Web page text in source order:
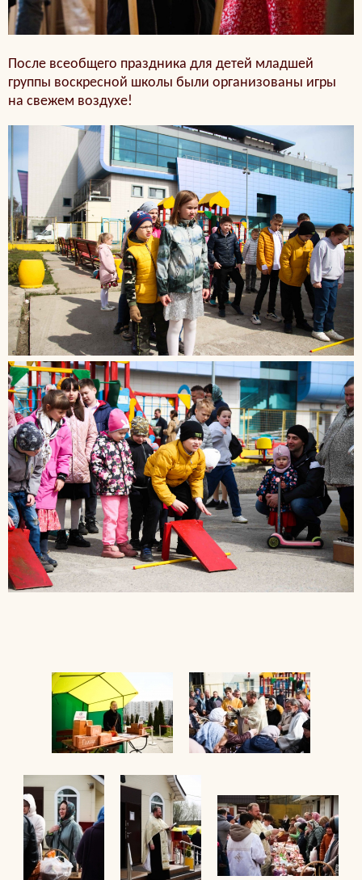
После всеобщего праздника для детей младшей
группы воскресной школы были организованы игры
на свежем воздухе!